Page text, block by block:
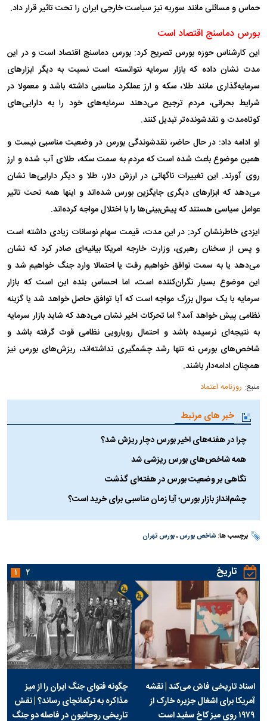
حماس و مسائلی مانند سوریه نیز سیاست خارجی ایران را تحت تاثیر قرار داد.
بورس دماسنج اقتصاد است
این کارشناس حوزه بورس تصریح کرد: بورس دماسنج اقتصاد است و در این
مدت نشان داده که بازار سرمایه نتوانسته است نسبت به دیگر ابزار‌های
سرمایه‌گذاری مانند طلا، سکه و ارز عملکرد مناسبی داشته باشد و معمولا در
شرایط بحرانی، مردم ترجیح می‌دهند سرمایه‌های خود را به دارایی‌های
کوتاه‌مدت و نقدشونده‌تر تبدیل کنند.
او ادامه داد: در حال حاضر، نقدشوندگی بورس در وضعیت مناسبی نیست و
همین موضوع باعث شده است که مردم به سمت سکه، طلای آب شده و ارز
روی آورند. این تغییرات ناگهانی در ارزش دلار، طلا و دیگر دارایی‌ها نشان
می‌دهد که ابزار‌های دیگری جایگزین بورس شده‌اند و اینها همه تحت تاثیر
عوامل سیاسی هستند که پیش‌بینی‌ها را با اختلال مواجه کرده‌اند.
ایزدی خاطرنشان کرد: در این مدت، قیمت سهام نوسانات زیادی داشته است
و پس از سخنان رهبری، وزارت خارجه امریکا بیانیه‌ای صادر کرد که نشان
می‌دهد یا به سمت توافق خواهیم رفت یا احتمالا وارد جنگ خواهیم شد و
این موضوع بسیار نگران‌کننده است، اما احساس بنده این است که بازار
سرمایه با یک سوال بزرگ مواجه است که آیا توافق حاصل خواهد شد یا گزینه
نظامی پیش خواهد آمد؟ اما تحرکات اخیر نشان می‌دهد که شاید بازار سرمایه
به نتیجه‌ای نرسیده باشد و احتمال رویارویی نظامی قوت گرفته باشد و
شاخص‌های بورس نه تنها رشد چشمگیری نداشته‌اند، ریزش‌های بورس نیز
همچنان ادامه‌دار باشند.
منبع: روزنامه اعتماد
خبر های مرتبط
چرا در هفته‌های اخیر بورس دچار ریزش شد؟
همه شاخص‌های بورس ریزشی شد
نگاهی بر وضعیت بورس در هفته‌ای گذشت
چشم‌انداز بازار بورس؛ آیا زمان مناسبی برای خرید است؟
برچسب ها:شاخص بورس،بورس تهران
تاریخ
اسناد تاریخی فاش می‌کند | نقشه
آمریکا برای اشغال جزیره خارک از
۱۹۷۹ روی میز کاخ سفید است
چگونه فتوای جنگ ایران را از میز
مذاکره به ترکمانچای رساند؟ | نقش
تاریخی روحانیون در فاصله دو جنگ
۱ ۲